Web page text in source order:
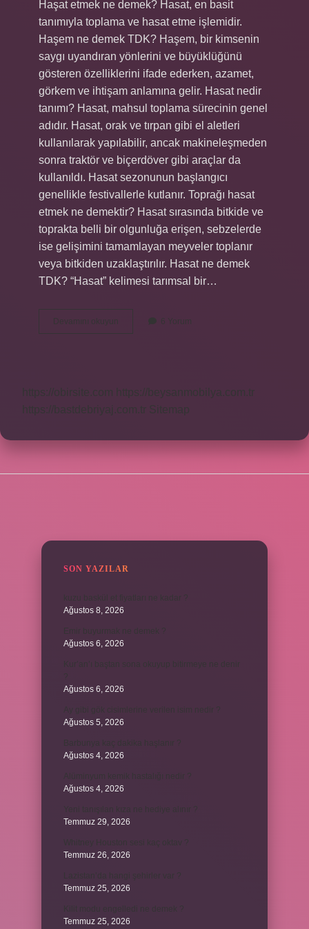
Haşat etmek ne demek? Hasat, en basit
tanımıyla toplama ve hasat etme işlemidir.
Haşem ne demek TDK? Haşem, bir kimsenin
saygı uyandıran yönlerini ve büyüklüğünü
gösteren özelliklerini ifade ederken, azamet,
görkem ve ihtişam anlamına gelir. Hasat nedir
tanımı? Hasat, mahsul toplama sürecinin genel
adıdır. Hasat, orak ve tırpan gibi el aletleri
kullanılarak yapılabilir, ancak makineleşmeden
sonra traktör ve biçerdöver gibi araçlar da
kullanıldı. Hasat sezonunun başlangıcı
genellikle festivallerle kutlanır. Toprağı hasat
etmek ne demektir? Hasat sırasında bitkide ve
toprakta belli bir olgunluğa erişen, sebzelerde
ise gelişimini tamamlayan meyveler toplanır
veya bitkiden uzaklaştırılır. Hasat ne demek
TDK? “Hasat” kelimesi tarımsal bir…
Devamını okuyun
Nedir
6 Yorum
https://obirsite.com
https://beysanmobilya.com.tr
https://bastdebriyaj.com.tr Sitemap
SON YAZILAR
Ağustos 8, 2026
Ağustos 6, 2026
Ağustos 6, 2026
Ağustos 5, 2026
Ağustos 4, 2026
Ağustos 4, 2026
Temmuz 29, 2026
Temmuz 26, 2026
Temmuz 25, 2026
Temmuz 25, 2026